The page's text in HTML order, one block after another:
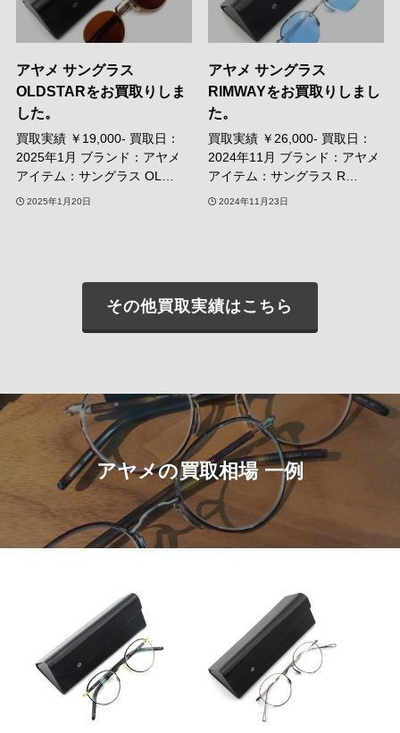
アヤメ サングラス
OLDSTARをお買取りしま
した。
買取実績 ￥19,000- 買取日：
2025年1月 ブランド：アヤメ
アイテム：サングラス OL…
2025年1月20日
アヤメ サングラス
RIMWAYをお買取りしまし
た。
買取実績 ￥26,000- 買取日：
2024年11月 ブランド：アヤメ
アイテム：サングラス R…
2024年11月23日
その他買取実績はこちら
アヤメの買取相場 一例